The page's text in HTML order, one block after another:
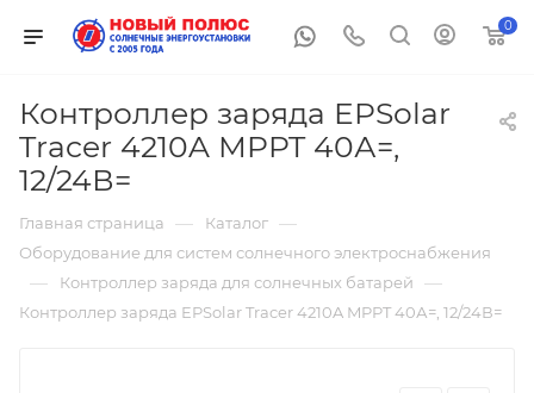
0
Контроллер заряда EPSolar
Tracer 4210A MPPT 40А=,
12/24В=
Главная страница — Каталог —
Оборудование для систем солнечного электроснабжения
— Контроллер заряда для солнечных батарей —
Контроллер заряда EPSolar Tracer 4210A MPPT 40А=, 12/24В=